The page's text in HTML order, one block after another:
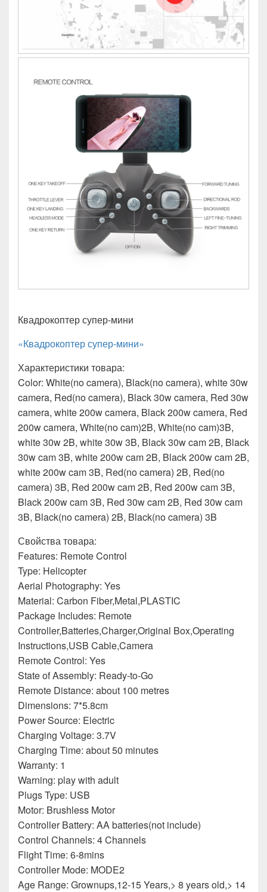
Квадрокоптер супер-мини
«Квадрокоптер супер-мини»
Характеристики товара:
Color: White(no camera), Black(no camera), white 30w
camera, Red(no camera), Black 30w camera, Red 30w
camera, white 200w camera, Black 200w camera, Red
200w camera, White(no cam)2B, White(no cam)3B,
white 30w 2B, white 30w 3B, Black 30w cam 2B, Black
30w cam 3B, white 200w cam 2B, Black 200w cam 2B,
white 200w cam 3B, Red(no camera) 2B, Red(no
camera) 3B, Red 200w cam 2B, Red 200w cam 3B,
Black 200w cam 3B, Red 30w cam 2B, Red 30w cam
3B, Black(no camera) 2B, Black(no camera) 3B
Свойства товара:
Features: Remote Control
Type: Helicopter
Aerial Photography: Yes
Material: Carbon Fiber,Metal,PLASTIC
Package Includes: Remote
Controller,Batteries,Charger,Original Box,Operating
Instructions,USB Cable,Camera
Remote Control: Yes
State of Assembly: Ready-to-Go
Remote Distance: about 100 metres
Dimensions: 7*5.8cm
Power Source: Electric
Charging Voltage: 3.7V
Charging Time: about 50 minutes
Warranty: 1
Warning: play with adult
Plugs Type: USB
Motor: Brushless Motor
Controller Battery: AA batteries(not include)
Control Channels: 4 Channels
Flight Time: 6-8mins
Controller Mode: MODE2
Age Range: Grownups,12-15 Years,> 8 years old,> 14